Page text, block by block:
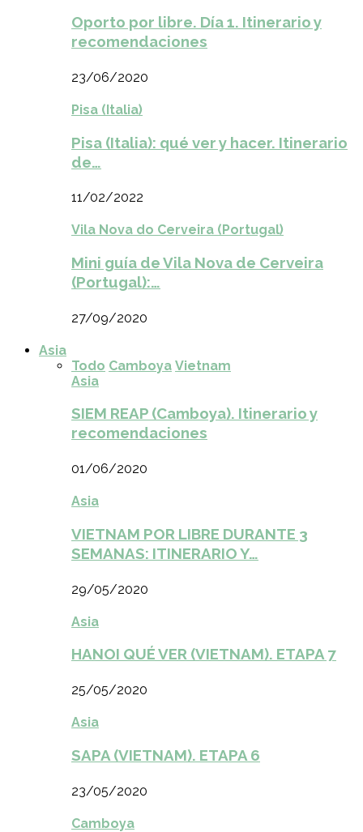
Oporto por libre. Día 1. Itinerario y
recomendaciones
23/06/2020
Pisa (Italia)
Pisa (Italia): qué ver y hacer. Itinerario
de…
11/02/2022
Vila Nova do Cerveira (Portugal)
Mini guía de Vila Nova de Cerveira
(Portugal):…
27/09/2020
Asia
Todo Camboya Vietnam
Asia
SIEM REAP (Camboya). Itinerario y
recomendaciones
01/06/2020
Asia
VIETNAM POR LIBRE DURANTE 3
SEMANAS: ITINERARIO Y…
29/05/2020
Asia
HANOI QUÉ VER (VIETNAM). ETAPA 7
25/05/2020
Asia
SAPA (VIETNAM). ETAPA 6
23/05/2020
Camboya